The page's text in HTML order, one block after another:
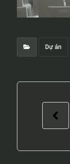
Dự án